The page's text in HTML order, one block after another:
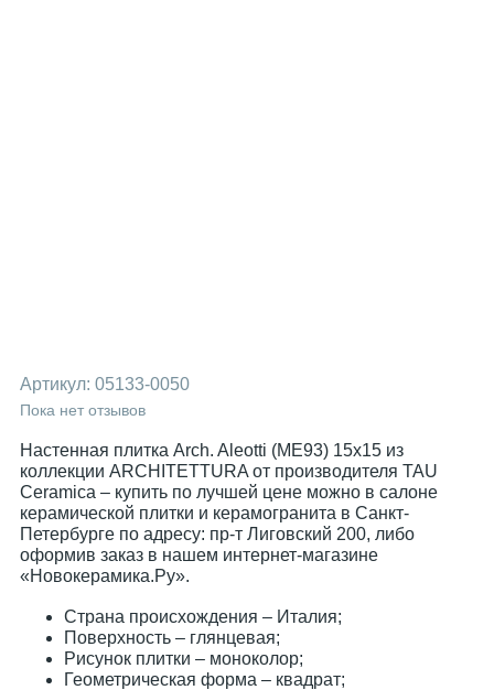
Артикул: 05133-0050
Пока нет отзывов
Настенная плитка Arch. Aleotti (ME93) 15x15 из
коллекции ARCHITETTURA от производителя TAU
Ceramica – купить по лучшей цене можно в салоне
керамической плитки и керамогранита в Санкт-
Петербурге по адресу: пр-т Лиговский 200, либо
оформив заказ в нашем интернет-магазине
«Новокерамика.Ру».
Страна происхождения – Италия;
Поверхность – глянцевая;
Рисунок плитки – моноколор;
Геометрическая форма – квадрат;